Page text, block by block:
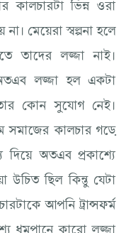
কালচারটা ভিন্ন ওরা
মেয়েরা স্বল্পনা হলে
তাদের লজ্জা নাই।
লজ্জা হল একটা
কোন সুযোগ নেই।
সমাজের কালচার গড়ে
দিয়ে অতএব প্রকাশ্যে
ছিল কিন্তু যেটা
আপনি ট্রান্সফর্ম
ধুমপানে কারো লজ্জা